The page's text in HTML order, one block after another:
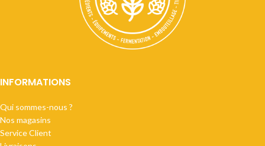
INFORMATIONS
Qui sommes-nous ?
Nos magasins
Service Client